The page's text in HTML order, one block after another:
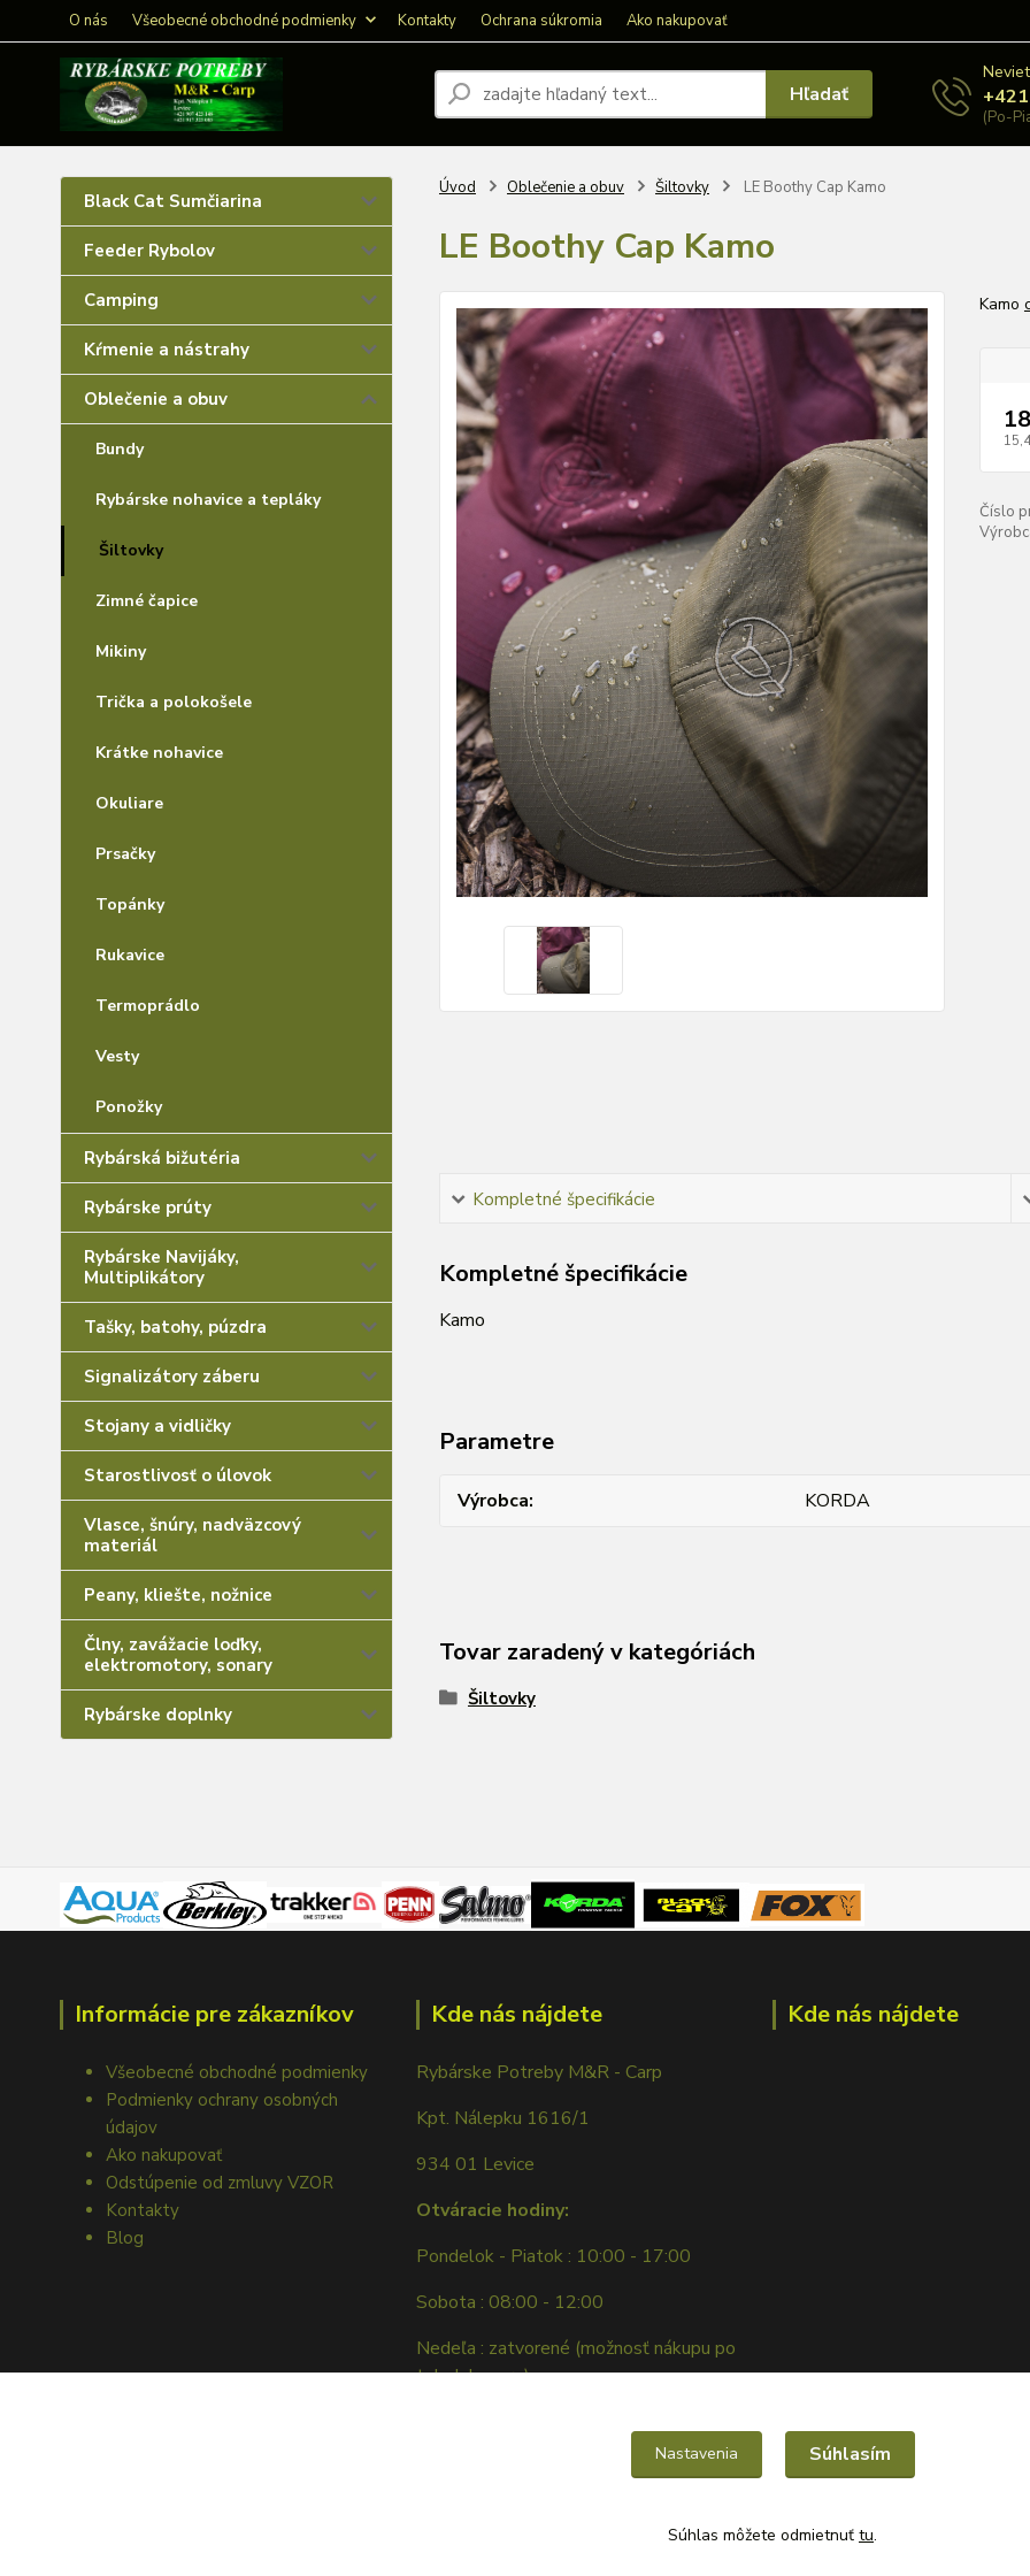
O nás Všeobecné obchodné podmienky Kontakty Ochrana súkromia Ako nakupovať
Hľadať
(Po-
Black Cat Sumčiarina
Feeder Rybolov
Camping
Kŕmenie a nástrahy
Oblečenie a obuv
Bundy
Rybárske nohavice a tepláky
Šiltovky
Zimné čapice
Mikiny
Trička a polokošele
Krátke nohavice
Okuliare
Prsačky
Topánky
Rukavice
Termoprádlo
Vesty
Ponožky
Rybárská bižutéria
Rybárske prúty
Rybárske Navijáky,
Multiplikátory
Tašky, batohy, púzdra
Signalizátory záberu
Stojany a vidličky
Starostlivosť o úlovok
Vlasce, šnúry, nadväzcový
materiál
Peany, kliešte, nožnice
Člny, zavážacie loďky,
elektromotory, sonary
Rybárske doplnky
Úvod Oblečenie a obuv Šiltovky LE Boothy Cap Kamo
LE Boothy Cap Kamo
Kamo
Číslo
Kompletné špecifikácie
Kompletné špecifikácie
Kamo
Parametre
Výrobca KORDA
Tovar zaradený v kategóriách
Šiltovky
Informácie pre zákazníkov
Všeobecné obchodné podmienky
Podmienky ochrany osobných
údajov
Ako nakupovať
Odstúpenie od zmluvy VZOR
Kontakty
Blog
Kde nás nájdete
Rybárske Potreby M&R - Carp
Kpt. Nálepku 1616/1
934 01 Levice
Otváracie hodiny:
Pondelok - Piatok : 10:00 - 17:00
Sobota : 08:00 - 12:00
Nedeľa : zatvorené (možnosť nákupu po
tel. dohovore)
Kde nás nájdete
Nastavenia Súhlasím
Súhlas môžete odmietnuť tu.